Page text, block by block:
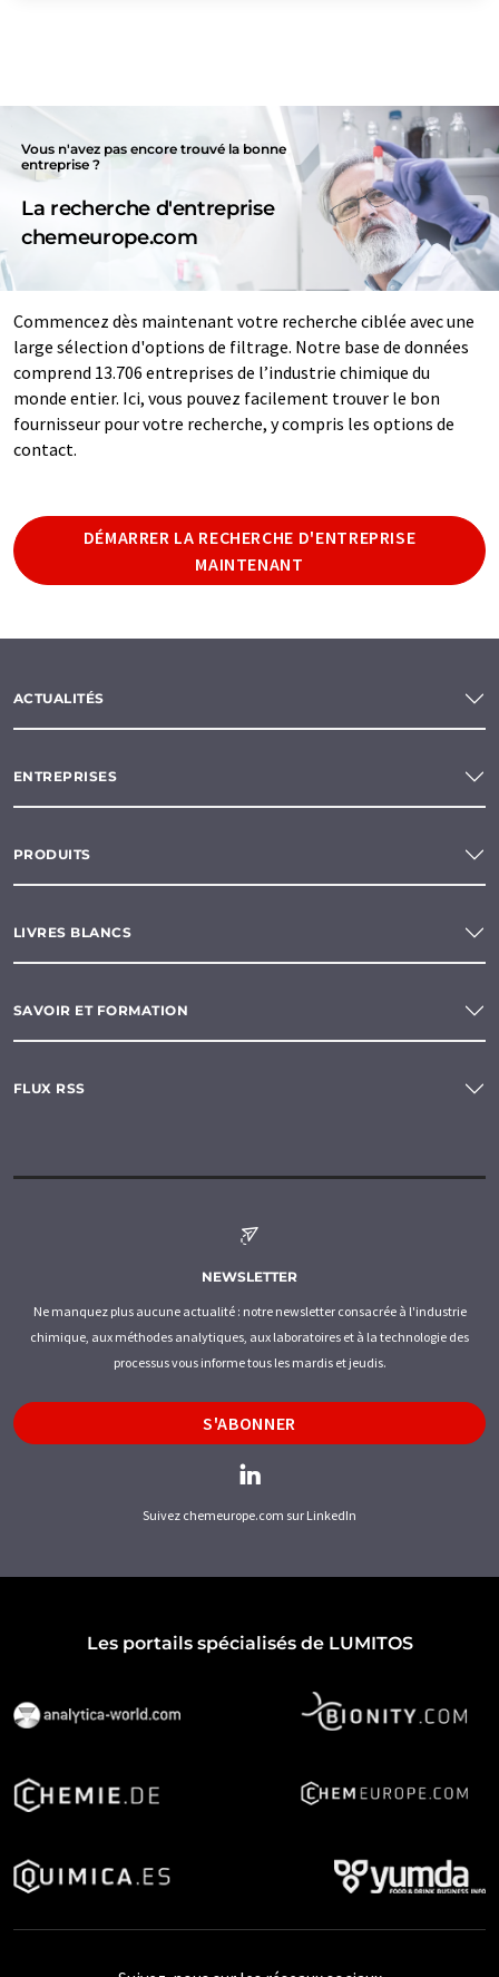
Vous n'avez pas encore trouvé la bonne
entreprise ?
La recherche d'entreprise
chemeurope.com
Commencez dès maintenant votre recherche ciblée avec une
large sélection d'options de filtrage. Notre base de données
comprend 13.706 entreprises de l’industrie chimique du
monde entier. Ici, vous pouvez facilement trouver le bon
fournisseur pour votre recherche, y compris les options de
contact.
DÉMARRER LA RECHERCHE D'ENTREPRISE
MAINTENANT
ACTUALITÉS
ENTREPRISES
PRODUITS
LIVRES BLANCS
SAVOIR ET FORMATION
FLUX RSS
NEWSLETTER
Ne manquez plus aucune actualité : notre newsletter consacrée à l'industrie
chimique, aux méthodes analytiques, aux laboratoires et à la technologie des
processus vous informe tous les mardis et jeudis.
S'ABONNER
Suivez chemeurope.com sur LinkedIn
Les portails spécialisés de LUMITOS